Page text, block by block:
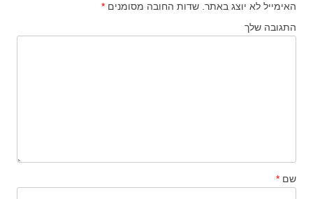
האימייל לא יוצג באתר. שדות החובה מסומנים *
התגובה שלך
שם *